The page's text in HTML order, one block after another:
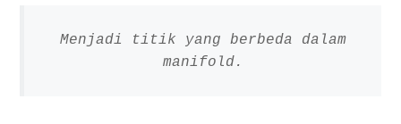
Menjadi titik yang berbeda dalam
manifold.